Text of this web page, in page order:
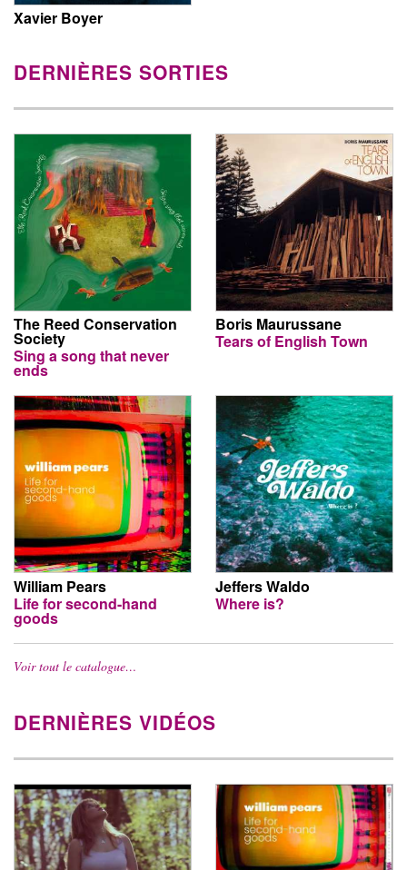
Xavier Boyer
DERNIÈRES SORTIES
The Reed Conservation
Society
Sing a song that never
ends
Boris Maurussane
Tears of English Town
William Pears
Life for second-hand
goods
Jeffers Waldo
Where is?
Voir tout le catalogue…
DERNIÈRES VIDÉOS